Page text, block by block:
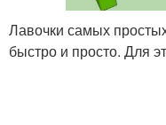
Лавочки самых
быстро и просто. Для